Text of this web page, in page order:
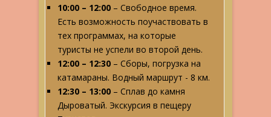
10:00 – 12:00 – Свободное время.
Есть возможность поучаствовать в
тех программах, на которые
туристы не успели во второй день.
12:00 – 12:30 – Сборы, погрузка на
катамараны. Водный маршрут - 8 км.
12:30 – 13:00 – Сплав до камня
Дыроватый. Экскурсия в пещеру